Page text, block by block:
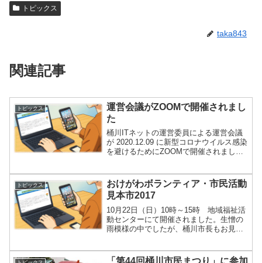
トピックス
taka843
関連記事
トピックス
運営会議がZOOMで開催されまし
た
桶川ITネットの運営委員による運営会議
が 2020.12.09 に新型コロナウイルス感染
を避けるためにZOOMで開催されまし
はPCルームにノートパソコンを持ち込ん
で勉...
トピックス
おけがわボランティア・市民活動
見本市2017
10月22日（日）10時～15時 地域福祉活
動センターにて開催されました。生憎の
雨模様の中でしたが、桶川市長もお見え
構賑やかな見本市となりました。 各出店
「第44回桶川市民まつり」に参加